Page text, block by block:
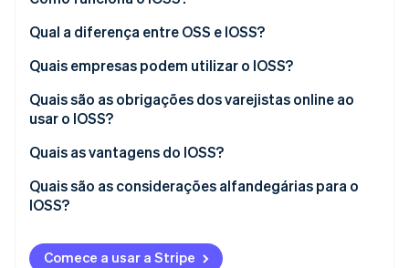
Stripe Sessions 2026
Veja como a Stripe está construindo a infraestrutura
Assista agora
Qual a diferença entre OSS e IOSS?
Quais empresas podem utilizar o IOSS?
O que é o valor material?
Quais são as obrigações dos varejistas online ao
usar o IOSS?
Quais as vantagens do IOSS?
Vantagens para empresas
Vantagens para o fisco
Quais são as considerações alfandegárias para o
IOSS?
Comece a usar a Stripe